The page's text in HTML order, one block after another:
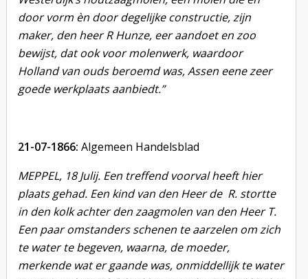
door vorm èn door degelijkeconstructie, zijn
maker, den heer R Hunze, eer aandoet en zoo
bewijst, dat ook voormolenwerk, waardoor
Holland van ouds beroemd was, Assen eene zeer
goede werkplaatsaanbiedt.”
21-07-1866: Algemeen Handelsblad
MEPPEL, 18 Julij. Een treffend voorval heeft hier
plaats gehad. Een kind van den Heer de R. stortte
in den kolk achter den zaagmolen van den Heer T.
Een paar omstanders schenen te aarzelen om zich
te water te begeven, waarna, de moeder,
merkende wat er gaande was, onmiddellijk te water